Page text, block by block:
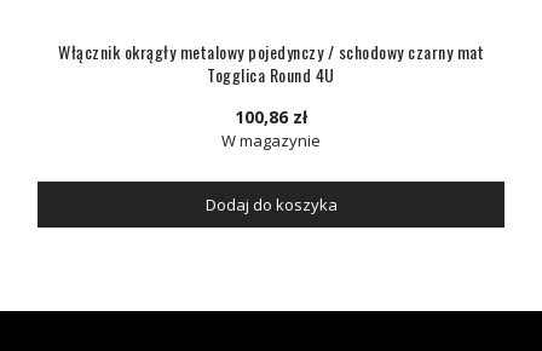
Włącznik okrągły metalowy pojedynczy / schodowy czarny mat
Togglica Round 4U
100,86 zł
W magazynie
Dodaj do koszyka